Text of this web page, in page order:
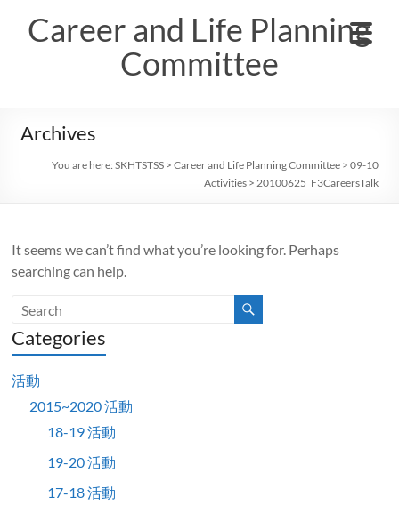
contentCareer and Life Planning
Committee
Archives
You are here:SKHTSTSS >Career and Life Planning Committee >09-10
Activities >20100625_F3CareersTalk
It seems we can’t find what you’re looking for. Perhaps
searching can help.
Categories
活動
2015~2020 活動
18-19 活動
19-20 活動
17-18 活動